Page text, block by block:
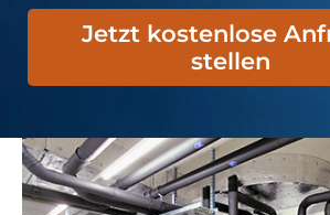
Jetzt kostenlose
stellen